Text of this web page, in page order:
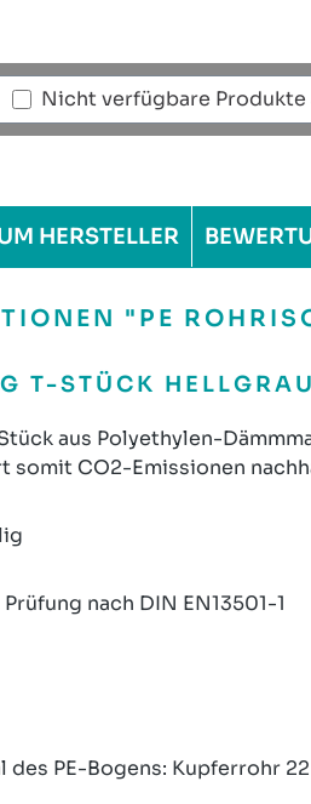
Nicht verfügbare Produkte
HERSTELLER
"PE
T-STÜCK
aus Polyethylen-
somit CO2-Emissionen
nach DIN EN13501-1
PE-Bogens: Kupferrohr